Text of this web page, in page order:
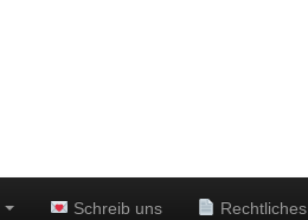
Schreib uns Rechtliches